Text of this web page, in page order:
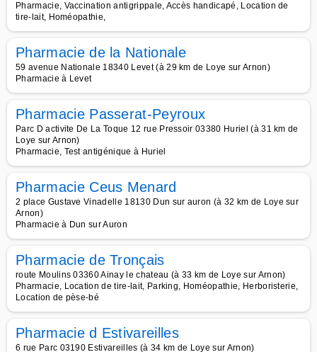
Pharmacie, Vaccination antigrippale, Accès handicapé, Location de
tire-lait, Homéopathie,
Pharmacie de la Nationale
59 avenue Nationale 18340 Levet (à 29 km de Loye sur Arnon)
Pharmacie à Levet
Pharmacie Passerat-Peyroux
Parc D activite De La Toque 12 rue Pressoir 03380 Huriel (à 31 km de
Loye sur Arnon)
Pharmacie, Test antigénique à Huriel
Pharmacie Ceus Menard
2 place Gustave Vinadelle 18130 Dun sur auron (à 32 km de Loye sur
Arnon)
Pharmacie à Dun sur Auron
Pharmacie de Tronçais
route Moulins 03360 Ainay le chateau (à 33 km de Loye sur Arnon)
Pharmacie, Location de tire-lait, Parking, Homéopathie, Herboristerie,
Location de pèse-bé
Pharmacie d Estivareilles
6 rue Parc 03190 Estivareilles (à 34 km de Loye sur Arnon)